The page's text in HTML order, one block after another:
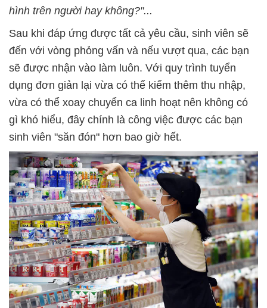
hình trên người hay không?"...
Sau khi đáp ứng được tất cả yêu cầu, sinh viên sẽ
đến với vòng phỏng vấn và nếu vượt qua, các bạn
sẽ được nhận vào làm luôn. Với quy trình tuyển
dụng đơn giản lại vừa có thể kiếm thêm thu nhập,
vừa có thể xoay chuyển ca linh hoạt nên không có
gì khó hiểu, đây chính là công việc được các bạn
sinh viên "săn đón" hơn bao giờ hết.